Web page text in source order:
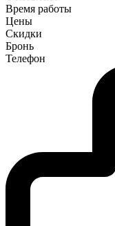
Время работы
Цены
Скидки
Бронь
Телефон